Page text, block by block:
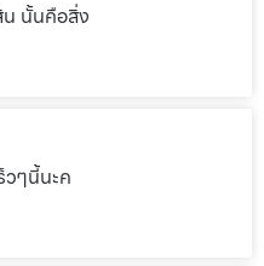
น นั้นคือสิ่ง
วๆนี้นะค